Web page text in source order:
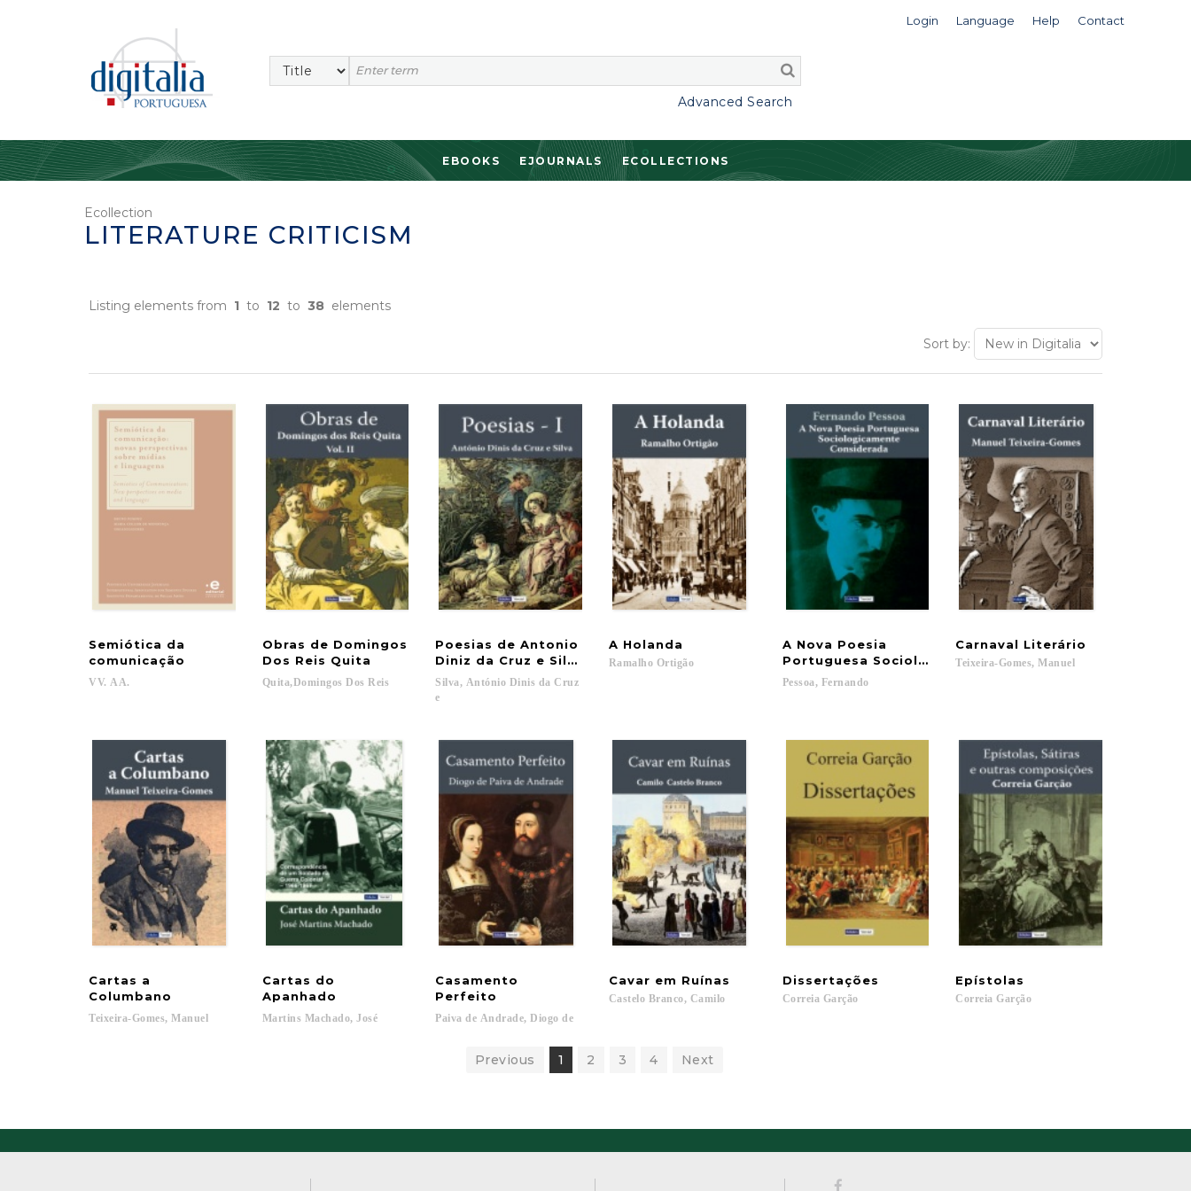
Login Language Help Contact
Advanced Search
EBOOKS EJOURNALS ECOLLECTIONS
Ecollection
LITERATURE CRITICISM
Listing elements from 1 to 12 to 38 elements
Sort by:
Semiótica da
comunicação
VV. AA.
Obras de Domingos
Dos Reis Quita
Quita,Domingos Dos Reis
Poesias de Antonio
Diniz da Cruz e Silva
Silva, António Dinis da Cruz
e
A Holanda
Ramalho Ortigão
A Nova Poesia
Portuguesa Sociologicamente Considerada
Pessoa, Fernando
Carnaval Literário
Teixeira-Gomes, Manuel
Cartas a
Columbano
Teixeira-Gomes, Manuel
Cartas do
Apanhado
Martins Machado, José
Casamento
Perfeito
Paiva de Andrade, Diogo de
Cavar em Ruínas
Castelo Branco, Camilo
Dissertações
Correia Garção
Epístolas
Correia Garção
Previous 1 2 3 4 Next